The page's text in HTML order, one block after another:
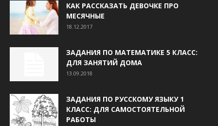
КАК РАССКАЗАТЬ ДЕВОЧКЕ ПРО
МЕСЯЧНЫЕ
18.12.2017
ЗАДАНИЯ ПО МАТЕМАТИКЕ 5 КЛАСС:
ДЛЯ ЗАНЯТИЙ ДОМА
13.09.2018
ЗАДАНИЯ ПО РУССКОМУ ЯЗЫКУ 1
КЛАСС: ДЛЯ САМОСТОЯТЕЛЬНОЙ
РАБОТЫ